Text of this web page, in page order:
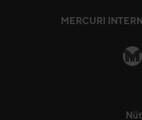
MERCURI